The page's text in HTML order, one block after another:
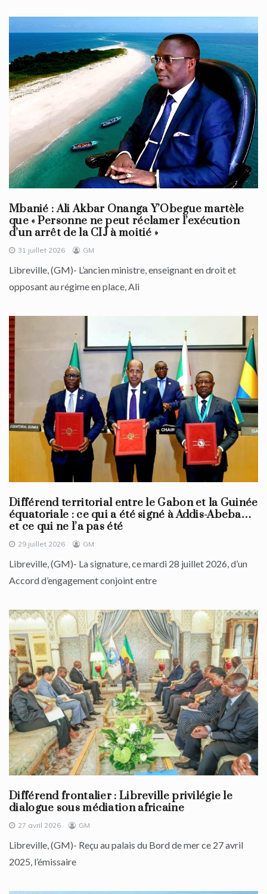
Mbanié : Ali Akbar Onanga Y’Obegue martèle
que « Personne ne peut réclamer l’exécution
d’un arrêt de la CIJ à moitié »
31 juillet 2026 GM
Libreville, (GM)- L’ancien ministre, enseignant en droit et
opposant au régime en place, Ali
Différend territorial entre le Gabon et la Guinée
équatoriale : ce qui a été signé à Addis-Abeba…
et ce qui ne l’a pas été
29 juillet 2026 GM
Libreville, (GM)- La signature, ce mardi 28 juillet 2026, d’un
Accord d’engagement conjoint entre
Différend frontalier : Libreville privilégie le
dialogue sous médiation africaine
27 avril 2026 GM
Libreville, (GM)- Reçu au palais du Bord de mer ce 27 avril
2025, l’émissaire